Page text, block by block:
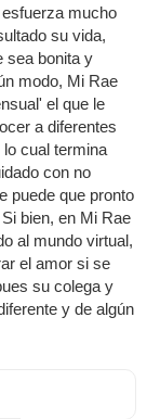
mucho
su vida,
sea bonita y
modo, Mi Rae
el que le
a diferentes
cual termina
con no
puede que pronto
bien, en Mi Rae
al mundo virtual,
el amor si se
su colega y
y de algún